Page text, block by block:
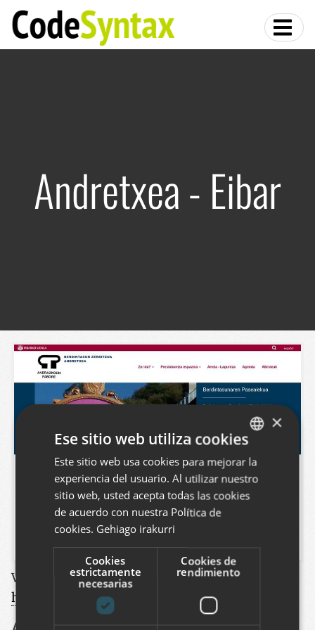
Andretxea - Eibar
Ver este proyecto:
https://www.eibar.eus/es/igualdad-andretxea
BASQUE
SPANISH
×
Ese sitio web utiliza cookies
Este sitio web usa cookies para mejorar la
experiencia del usuario. Al utilizar nuestro
sitio web, usted acepta todas las cookies
de acuerdo con nuestra Política de
cookies. Gehiago irakurri
Cookies
estrictamente
necesarias
Cookies de
rendimiento